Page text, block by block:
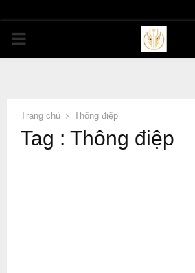
PRIMARY
Trang chủ Thông điệp
Tag : Thông điệp